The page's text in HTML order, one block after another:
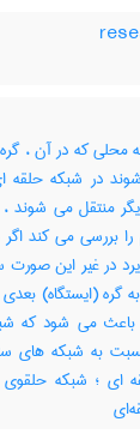
که در آن ،
در شبکه حلقه
منتقل می شوند
بررسی می کند
در غیر این صورت
به گره (ایستگاه)
می شود که
به شبکه های
ای ؛ شبکه